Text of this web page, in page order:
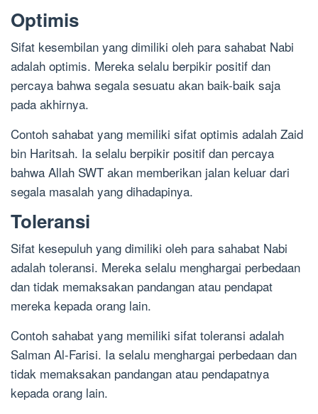
Optimis
Sifat kesembilan yang dimiliki oleh para sahabat Nabi
adalah optimis. Mereka selalu berpikir positif dan
percaya bahwa segala sesuatu akan baik-baik saja
pada akhirnya.
Contoh sahabat yang memiliki sifat optimis adalah Zaid
bin Haritsah. Ia selalu berpikir positif dan percaya
bahwa Allah SWT akan memberikan jalan keluar dari
segala masalah yang dihadapinya.
Toleransi
Sifat kesepuluh yang dimiliki oleh para sahabat Nabi
adalah toleransi. Mereka selalu menghargai perbedaan
dan tidak memaksakan pandangan atau pendapat
mereka kepada orang lain.
Contoh sahabat yang memiliki sifat toleransi adalah
Salman Al-Farisi. Ia selalu menghargai perbedaan dan
tidak memaksakan pandangan atau pendapatnya
kepada orang lain.